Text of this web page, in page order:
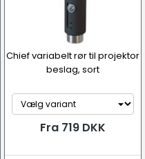
Chief variabelt rør til projektor
beslag, sort
Fra 719 DKK